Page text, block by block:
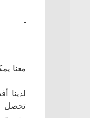
معنا
لدينا
تحصل